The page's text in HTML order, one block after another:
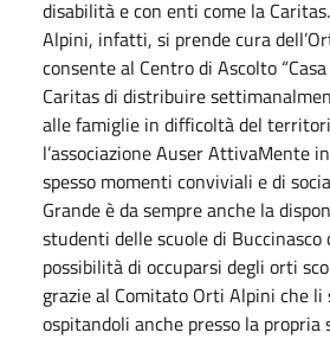
disabilità e con enti come la
Alpini, infatti, si prende cura
consente al Centro di Ascolto
Caritas di distribuire
alle famiglie in difficoltà del
l’associazione Auser AttivaMente
spesso momenti conviviali e di
Grande è da sempre anche la
studenti delle scuole di Buccinasco
possibilità di occuparsi degli orti
grazie al Comitato Orti Alpini che li
ospitandoli anche presso la propria